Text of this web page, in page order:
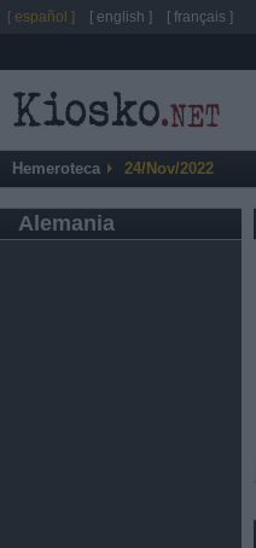
Hemeroteca 24/Nov/2022
Alemania
[ español ] [ english ] [ français ]